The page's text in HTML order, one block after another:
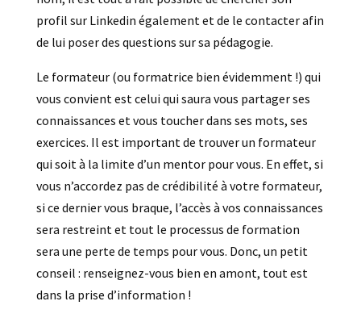
profil sur Linkedin également et de le contacter afin
de lui poser des questions sur sa pédagogie.
Le formateur (ou formatrice bien évidemment !) qui
vous convient est celui qui saura vous partager ses
connaissances et vous toucher dans ses mots, ses
exercices. Il est important de trouver un formateur
qui soit à la limite d’un mentor pour vous. En effet, si
vous n’accordez pas de crédibilité à votre formateur,
si ce dernier vous braque, l’accès à vos connaissances
sera restreint et tout le processus de formation
sera une perte de temps pour vous. Donc, un petit
conseil : renseignez-vous bien en amont, tout est
dans la prise d’information !